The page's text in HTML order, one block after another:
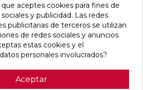
aceptes cookies para fines de
y publicidad. Las redes
publicitarias de terceros se utilizan
de redes sociales y anuncios
estas cookies y el
personales involucrados?
Aceptar